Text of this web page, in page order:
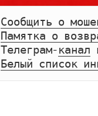
Сообщить о
Памятка о
Телеграм- канал
Белый список